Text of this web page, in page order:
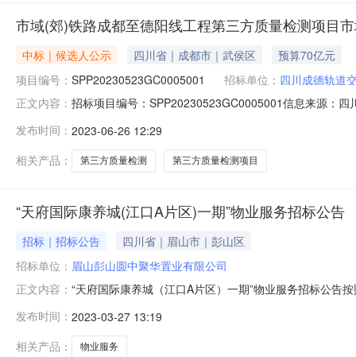
市域(郊)铁路成都至德阳线工程第三方质量检测项目
中标｜候选人公示 四川省｜成都市｜武侯区
预算70亿元
项目编号： SPP20230523GC0005001 招标单位： 四川成德轨道
正文内容： 招标项目编号：SPP20230523GC0005001信息来源：
目）评标结果公示（标准文本）项目及标段名称市域（
德轨道交通有限公
发布时间： 2023-06-26 12:29
相关产品：
第三方质量检测 第三方质量检测项目
“天府国际康养城(江口A片区)一期”物业服务招标公告
招标｜招标公告
四川省｜眉山市｜彭山区
招标单位： 眉山彭山圆中聚华置业有限公司
正文内容： “天府国际康养城（江口A片区）一期”物业服务招标公告
责任公司3、本项目位于:眉山市彭山区江口街道泉水社
80874.81㎡，
发布时间： 2023-03-27 13:19
相关产品：
物业服务